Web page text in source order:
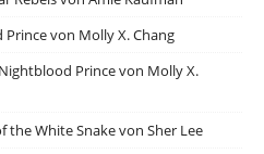
von Molly X. Chang
Prince von Molly X.
the White Snake von Sher Lee